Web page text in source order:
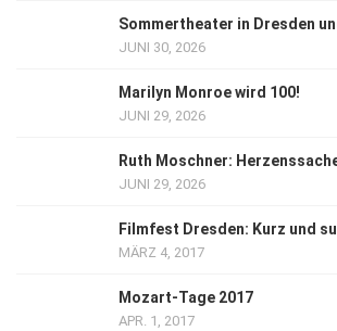
Sommertheater in Dresden
JUNI 30, 2026
Marilyn Monroe wird 100!
JUNI 29, 2026
Ruth Moschner:
JUNI 29, 2026
Filmfest Dresden: Kurz und
MÄRZ 4, 2017
Mozart-Tage 2017
APR. 1, 2017